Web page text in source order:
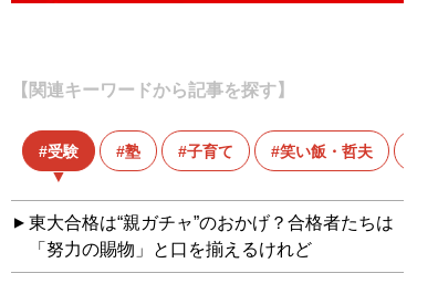
【関連キーワードから記事を探す】
受験 塾 子育て 笑い飯・哲夫
東大合格は“親ガチャ”のおかげ？合格者たちは
「努力の賜物」と口を揃えるけれど